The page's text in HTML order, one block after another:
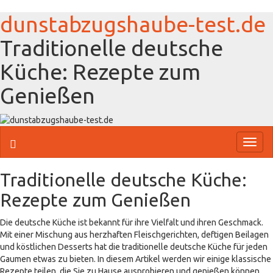
dunstabzugshaube-test.de
Traditionelle deutsche
Küche: Rezepte zum
Genießen
Traditionelle deutsche Küche:
Rezepte zum Genießen
Die deutsche Küche ist bekannt für ihre Vielfalt und ihren Geschmack.
Mit einer Mischung aus herzhaften Fleischgerichten, deftigen Beilagen
und köstlichen Desserts hat die traditionelle deutsche Küche für jeden
Gaumen etwas zu bieten. In diesem Artikel werden wir einige klassische